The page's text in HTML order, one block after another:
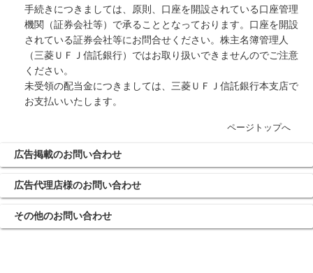
手続きにつきましては、原則、口座を開設されている口座管理
機関（証券会社等）で承ることとなっております。口座を開設
されている証券会社等にお問合せください。株主名簿管理人
（三菱ＵＦＪ信託銀行）ではお取り扱いできませんのでご注意
ください。
未受領の配当金につきましては、三菱ＵＦＪ信託銀行本支店で
お支払いいたします。
ページトップへ
広告掲載のお問い合わせ
広告代理店様のお問い合わせ
その他のお問い合わせ